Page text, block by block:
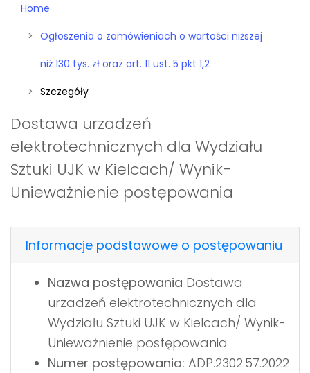
Home
Ogłoszenia o zamówieniach o wartości niższej
niż 130 tys. zł oraz art. 11 ust. 5 pkt 1,2
Szczegóły
Dostawa urzadzeń
elektrotechnicznych dla Wydziału
Sztuki UJK w Kielcach/ Wynik-
Unieważnienie postępowania
Informacje podstawowe o postępowaniu
Nazwa postępowania Dostawa
urzadzeń elektrotechnicznych dla
Wydziału Sztuki UJK w Kielcach/ Wynik-
Unieważnienie postępowania
Numer postępowania: ADP.2302.57.2022